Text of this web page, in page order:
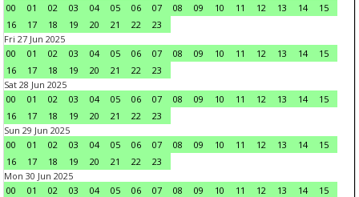
00
01 02 03 04 05 06 07 08 09 10 11 12 13 14
15
16
17 18 19 20 21 22
23
Fri 27 Jun 2025
00
01 02 03 04 05 06 07 08 09 10 11 12 13 14
15
16
17 18 19 20 21 22
23
Sat 28 Jun 2025
00
01 02 03 04 05 06 07 08 09 10 11 12 13 14
15
16
17 18 19 20 21 22
23
Sun 29 Jun 2025
00
01 02 03 04 05 06 07 08 09 10 11 12 13 14
15
16
17 18 19 20 21 22
23
Mon 30 Jun 2025
00
01 02 03 04 05 06 07 08 09 10 11 12 13 14 15